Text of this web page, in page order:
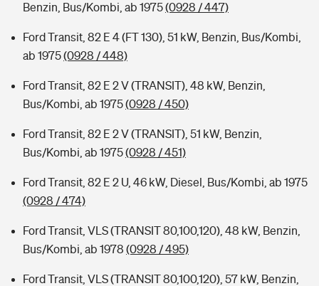
Benzin, Bus/Kombi, ab 1975(0928 / 447)
Ford Transit, 82 E 4 (FT 130), 51 kW, Benzin, Bus/Kombi,
ab 1975(0928 / 448)
Ford Transit, 82 E 2 V (TRANSIT), 48 kW, Benzin,
Bus/Kombi, ab 1975(0928 / 450)
Ford Transit, 82 E 2 V (TRANSIT), 51 kW, Benzin,
Bus/Kombi, ab 1975(0928 / 451)
Ford Transit, 82 E 2 U, 46 kW, Diesel, Bus/Kombi, ab 1975
(0928 / 474)
Ford Transit, VLS (TRANSIT 80,100,120), 48 kW, Benzin,
Bus/Kombi, ab 1978 (0928 / 495)
Ford Transit, VLS (TRANSIT 80,100,120), 57 kW, Benzin,